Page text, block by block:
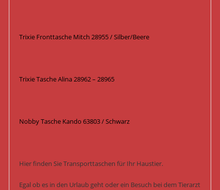
Trixie Fronttasche Mitch 28955 / Silber/Beere
Trixie Tasche Alina 28962 – 28965
Nobby Tasche Kando 63803 / Schwarz
Hier finden Sie Transporttaschen für Ihr Haustier.
Egal ob es in den Urlaub geht oder ein Besuch bei dem Tierarzt